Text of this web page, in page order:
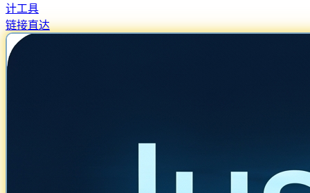
计工具
链接直达